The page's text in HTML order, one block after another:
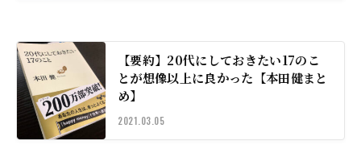
【要約】20代にしておきたい17のこ
とが想像以上に良かった【本田健まと
め】
2021.03.05